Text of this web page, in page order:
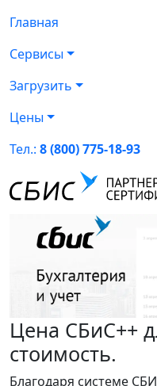
Главная
Сервисы
Загрузить
Цены
Тел.: 8 (800) 775-18-93
Цена СБиС++
стоимость.
Благодаря системе